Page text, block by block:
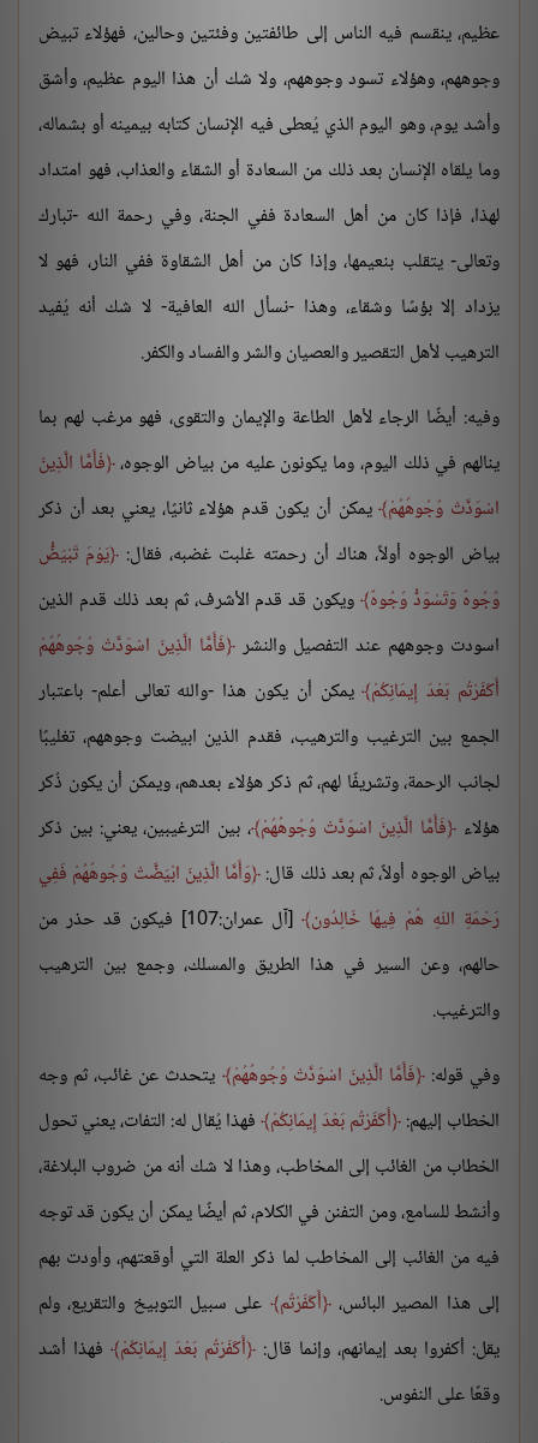
عظيم، ينقسم فيه الناس إلى طائفتين وفئتين وحالين، فهؤلاء تبيض
وجوههم، وهؤلاء تسود وجوههم، ولا شك أن هذا اليوم عظيم، وأشق
وأشد يوم، وهو اليوم الذي يُعطى فيه الإنسان كتابه بيمينه أو بشماله،
وما يلقاه الإنسان بعد ذلك من السعادة أو الشقاء والعذاب، فهو امتداد
لهذا، فإذا كان من أهل السعادة ففي الجنة، وفي رحمة الله -تبارك
وتعالى- يتقلب بنعيمها، وإذا كان من أهل الشقاوة ففي النار، فهو لا
يزداد إلا بؤسًا وشقاء، وهذا -نسأل الله العافية- لا شك أنه يُفيد
الترهيب لأهل التقصير والعصيان والشر والفساد والكفر.
وفيه: أيضًا الرجاء لأهل الطاعة والإيمان والتقوى، فهو مرغب لهم بما
ينالهم في ذلك اليوم، وما يكونون عليه من بياض الوجوه، فَأَمَّا الَّذِينَ
اسْوَدَّتْ وُجُوهُهُمْ يمكن أن يكون قدم هؤلاء ثانيًا، يعني بعد أن ذكر
بياض الوجوه أولاً، هناك أن رحمته غلبت غضبه، فقال: يَوْمَ تَبْيَضُّ
وُجُوهٌ وَتَسْوَدُّ وُجُوهٌ ويكون قد قدم الأشرف، ثم بعد ذلك قدم الذين
اسودت وجوههم عند التفصيل والنشر فَأَمَّا الَّذِينَ اسْوَدَّتْ وُجُوهُهُمْ
أَكَفَرْتُم بَعْدَ إِيمَانِكُمْ يمكن أن يكون هذا -والله تعالى أعلم- باعتبار
الجمع بين الترغيب والترهيب، فقدم الذين ابيضت وجوههم، تغليبًا
لجانب الرحمة، وتشريفًا لهم، ثم ذكر هؤلاء بعدهم، ويمكن أن يكون ذُكر
هؤلاء فَأَمَّا الَّذِينَ اسْوَدَّتْ وُجُوهُهُمْ ، بين الترغيبين، يعني: بين ذكر
بياض الوجوه أولاً، ثم بعد ذلك قال: وَأَمَّا الَّذِينَ ابْيَضَّتْ وُجُوهُهُمْ فَفِي
رَحْمَةِ اللّهِ هُمْ فِيهَا خَالِدُون
[آل عمران:107] فيكون قد حذر من
حالهم، وعن السير في هذا الطريق والمسلك، وجمع بين الترهيب
والترغيب.
وفي قوله: فَأَمَّا الَّذِينَ اسْوَدَّتْ وُجُوهُهُمْ يتحدث عن غائب، ثم وجه
الخطاب إليهم: أَكَفَرْتُم بَعْدَ إِيمَانِكُمْ فهذا يُقال له: التفات، يعني تحول
الخطاب من الغائب إلى المخاطب، وهذا لا شك أنه من ضروب البلاغة،
وأنشط للسامع، ومن التفنن في الكلام، ثم أيضًا يمكن أن يكون قد توجه
فيه من الغائب إلى المخاطب لما ذكر العلة التي أوقعتهم، وأودت بهم
إلى هذا المصير البائس، أَكَفَرْتُم على سبيل التوبيخ والتقريع، ولم
يقل: أكفروا بعد إيمانهم، وإنما قال: أَكَفَرْتُم بَعْدَ إِيمَانِكُمْ فهذا أشد
وقعًا على النفوس.